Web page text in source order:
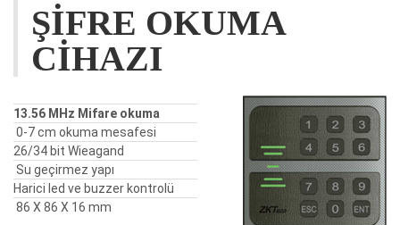
ŞİFRE OKUMA
CİHAZI
13.56 MHz Mifare okuma
0-7 cm okuma mesafesi
26/34 bit Wieagand
Su geçirmez yapı
Harici led ve buzzer kontrolü
86 X 86 X 16 mm